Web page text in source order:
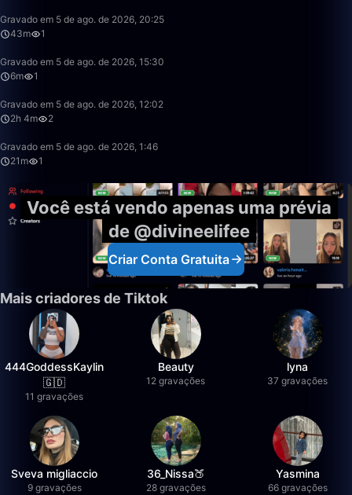
Gravado em 5 de ago. de 2026, 20:25
43m
1
Gravado em 5 de ago. de 2026, 15:30
6m
1
Gravado em 5 de ago. de 2026, 12:02
2h 4m
2
Gravado em 5 de ago. de 2026, 1:46
21m
1
Você está vendo apenas uma prévia
de @divineelifee
Criar Conta Gratuita
Mais criadores de Tiktok
444GoddessKaylin
🇬🇩
11 gravações
Beauty
12 gravações
lyna
37 gravações
Sveva migliaccio
9 gravações
36_Nissa🍑
28 gravações
Yasmina
66 gravações